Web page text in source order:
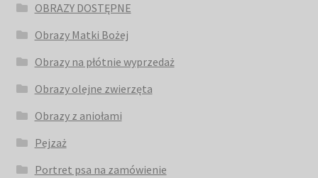
OBRAZY DOSTĘPNE
Obrazy Matki Bożej
Obrazy na płótnie wyprzedaż
Obrazy olejne zwierzęta
Obrazy z aniołami
Pejzaż
Portret psa na zamówienie